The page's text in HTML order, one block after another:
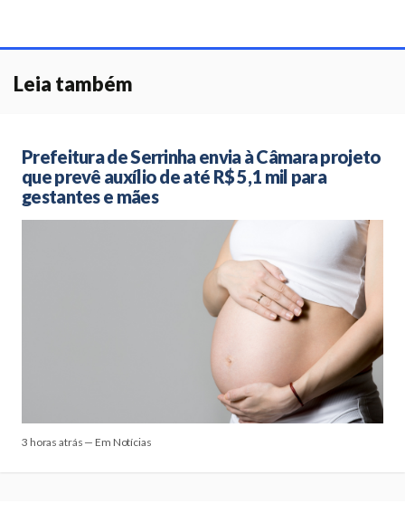
Leia também
Prefeitura de Serrinha envia à Câmara projeto
que prevê auxílio de até R$ 5,1 mil para
gestantes e mães
3 horas atrás — Em Notícias